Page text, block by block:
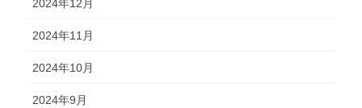
2024年12月
2024年11月
2024年10月
2024年9月